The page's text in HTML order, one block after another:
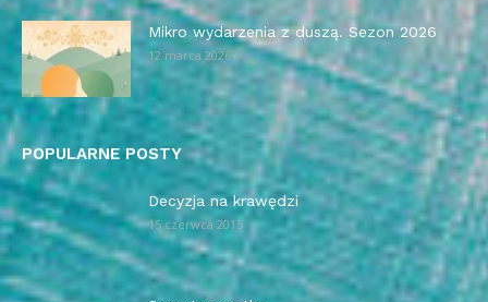
Mikro wydarzenia z duszą. Sezon 2026
12 marca 2026
POPULARNE POSTY
Decyzja na krawędzi
15 czerwca 2015